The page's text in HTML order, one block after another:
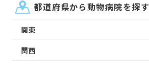
都道府県から動物病院を探す
関東
関西